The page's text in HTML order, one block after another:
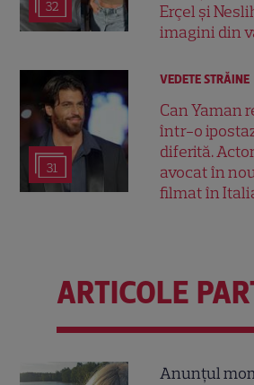
32
Erçel și
imagini din
31
VEDETE STRĂINE
Can Yaman
într-o
diferită.
avocat în
filmat în
ARTICOLE
Anunțul